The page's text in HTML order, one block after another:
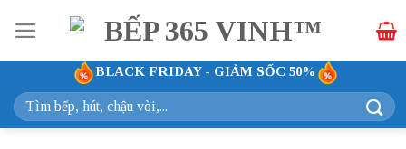
qua
nội
dung
BLACK FRIDAY - GIẢM SỐC 50%
Tìm
kiếm: